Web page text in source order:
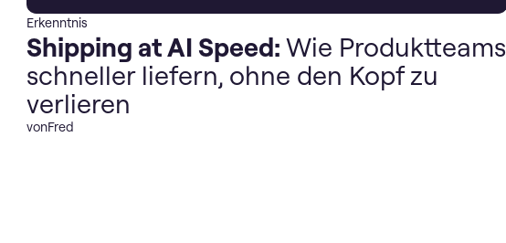
Erkenntnis
Shipping at AI Speed:Wie Produktteams
schneller liefern, ohne den Kopf zu
verlieren
vonFred